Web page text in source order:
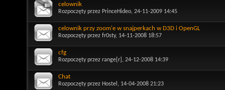
celownik
Rozpoczęty przez PrinceHideo, 24-11-2009 14:45
celownik przy zoom'e w snajperkach w D3D i OpenGL
Rozpoczęty przez fr0sty, 14-11-2008 18:57
cfg
Rozpoczęty przez range[r] , 24-12-2008 14:39
Chat
Rozpoczęty przez Hostel , 14-04-2008 21:23